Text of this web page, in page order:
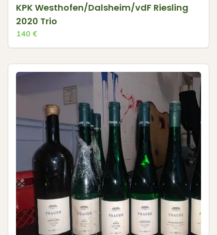
KPK Westhofen/Dalsheim/vdF Riesling
2020 Trio
140 €